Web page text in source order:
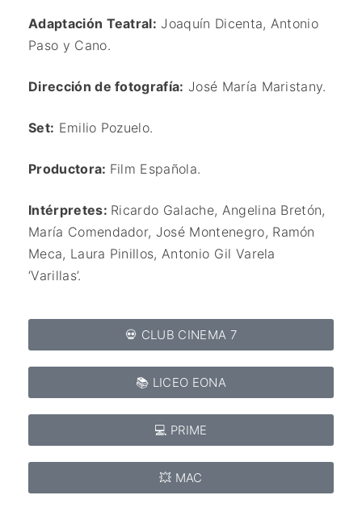
Adaptación Teatral: Joaquín Dicenta, Antonio
Paso y Cano.
Dirección de fotografía: José María Maristany.
Set: Emilio Pozuelo.
Productora: Film Española.
Intérpretes: Ricardo Galache, Angelina Bretón,
María Comendador, José Montenegro, Ramón
Meca, Laura Pinillos, Antonio Gil Varela
‘Varillas’.
💀 CLUB CINEMA 7
📚 LICEO EONA
💻 PRIME
💥 MAC